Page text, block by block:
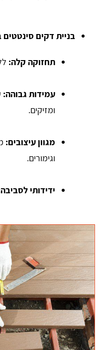
בניית דקים סינטטים
תחזוקה קלה:
עמידות גבוהה:
ומזיקים.
מגוון עיצובים:
וגימורים.
ידידותי